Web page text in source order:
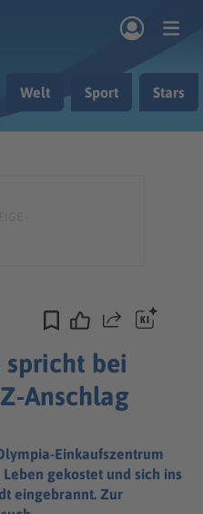
Welt Sport Stars
Teilen
spricht bei
Anschlag
Einkaufszentrum
gekostet und sich ins
eingebrannt. Zur